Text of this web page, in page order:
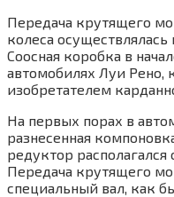
Передача крутящего
колеса
Соосная коробка в
автомобилях Луи Рено,
изобретателем
На первых порах в
разнесенная
редуктор располагался
Передача крутящего
специальный вал, как